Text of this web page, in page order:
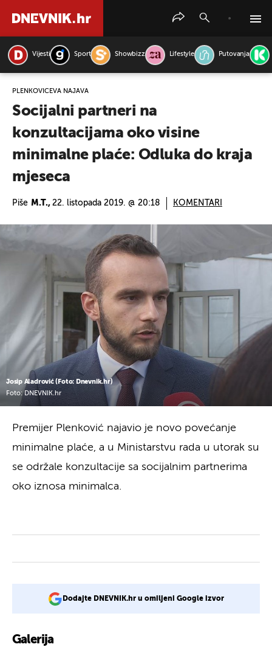
Vijesti Sport Showbizz Lifestyle Putovanja
PLENKOVIĆEVA NAJAVA
Socijalni partneri na
konzultacijama oko visine
minimalne plaće: Odluka do kraja
mjeseca
Piše M.T., 22. listopada 2019. @ 20:18 KOMENTARI
Josip Aladrović (Foto: Dnevnik.hr)
Foto: DNEVNIK.hr
Premijer Plenković najavio je novo povećanje
minimalne plaće, a u Ministarstvu rada u utorak su
se održale konzultacije sa socijalnim partnerima
oko iznosa minimalca.
Dodajte DNEVNIK.hr u omiljeni Google izvor
Galerija
PRETRAŽITE VIJESTI